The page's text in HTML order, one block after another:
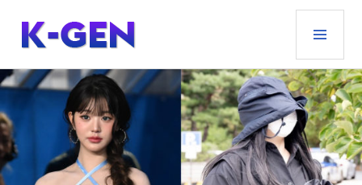
contenu
principal
K-GEN